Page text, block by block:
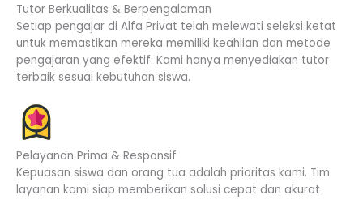
Tutor Berkualitas & Berpengalaman
Setiap pengajar di Alfa Privat telah melewati seleksi ketat
untuk memastikan mereka memiliki keahlian dan metode
pengajaran yang efektif. Kami hanya menyediakan tutor
terbaik sesuai kebutuhan siswa.
Pelayanan Prima & Responsif
Kepuasan siswa dan orang tua adalah prioritas kami. Tim
layanan kami siap memberikan solusi cepat dan akurat